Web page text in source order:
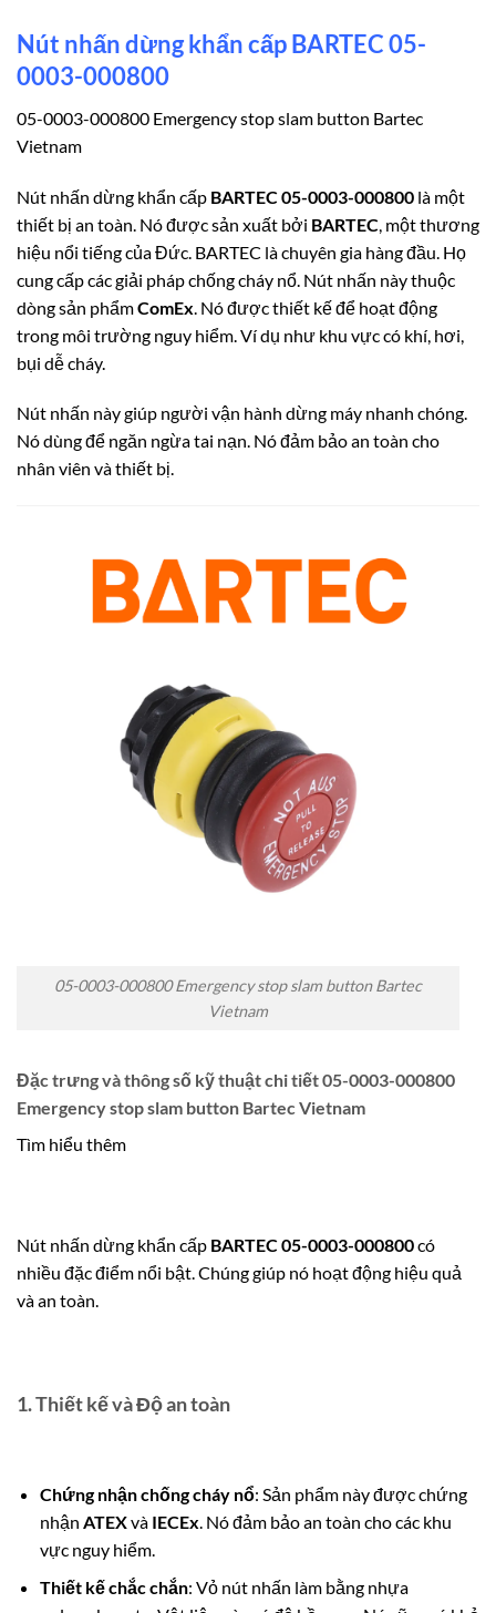
Nút nhấn dừng khẩn cấp BARTEC 05-
0003-000800
05-0003-000800 Emergency stop slam button Bartec
Vietnam
Nút nhấn dừng khẩn cấp BARTEC 05-0003-000800 là một
thiết bị an toàn. Nó được sản xuất bởi BARTEC , một thương
hiệu nổi tiếng của Đức. BARTEC là chuyên gia hàng đầu. Họ
cung cấp các giải pháp chống cháy nổ. Nút nhấn này thuộc
dòng sản phẩmComEx . Nó được thiết kế để hoạt động
trong môi trường nguy hiểm. Ví dụ như khu vực có khí, hơi,
bụi dễ cháy.
Nút nhấn này giúp người vận hành dừng máy nhanh chóng.
Nó dùng để ngăn ngừa tai nạn. Nó đảm bảo an toàn cho
nhân viên và thiết bị.
05-0003-000800 Emergency stop slam button Bartec
Vietnam
Đặc trưng và thông số kỹ thuật chi tiết 05-0003-000800
Emergency stop slam button Bartec Vietnam
Tìm hiểu thêm
Nút nhấn dừng khẩn cấp BARTEC 05-0003-000800có
nhiều đặc điểm nổi bật. Chúng giúp nó hoạt động hiệu quả
và an toàn.
1. Thiết kế và Độ an toàn
Chứng nhận chống cháy nổ: Sản phẩm này được chứng
nhận ATEXvà IECEx . Nó đảm bảo an toàn cho các khu
vực nguy hiểm.
Thiết kế chắc chắn: Vỏ nút nhấn làm bằng nhựa